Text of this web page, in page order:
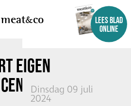
meatco
LEES BLAD
ONLINE
EIGEN
Dinsdag 09 juli
2024